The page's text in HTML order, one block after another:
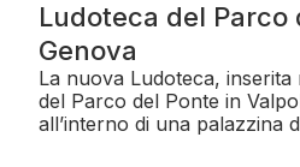
Ludoteca del Parco
Genova
La nuova Ludoteca, inserita
del Parco del Ponte in
all’interno di una palazzina